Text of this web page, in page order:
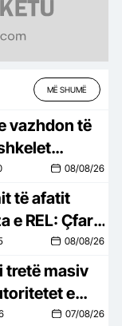
MË SHUMË
vazhdon të
08/08/26
të afatit
e REL: Çfarë
i Kosovës
08/08/26
tretë masiv
e
mbetje07/08/26